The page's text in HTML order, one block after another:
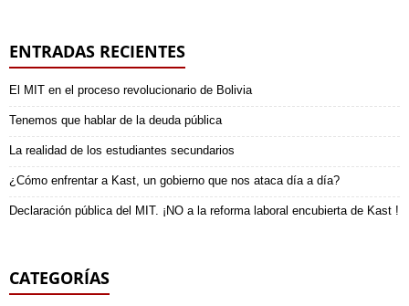
ENTRADAS RECIENTES
El MIT en el proceso revolucionario de Bolivia
Tenemos que hablar de la deuda pública
La realidad de los estudiantes secundarios
¿Cómo enfrentar a Kast, un gobierno que nos ataca día a día?
Declaración pública del MIT. ¡NO a la reforma laboral encubierta de Kast !
CATEGORÍAS